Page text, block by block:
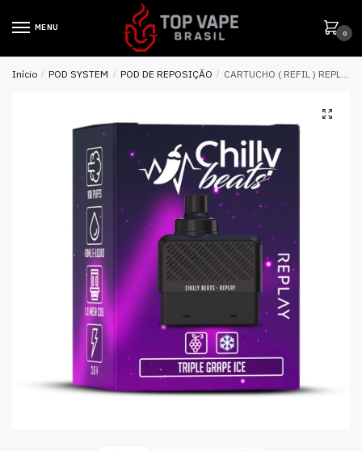
MENU
0
Início / POD SYSTEM / POD DE REPOSIÇÃO / CARTUCHO ( REFIL ) REPLAY 10K PUFFS – TRIPLE GRAPE ICE – CHILLY BEATS